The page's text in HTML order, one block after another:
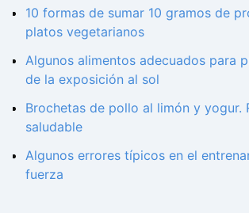
10 formas de sumar 10 gramos de
platos vegetarianos
Algunos alimentos adecuados para
de la exposición al sol
Brochetas de pollo al limón y yogur.
saludable
Algunos errores típicos en el
fuerza